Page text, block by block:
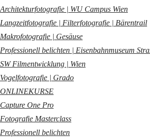
Architekturfotografie | WU Campus Wien
Langzeitfotografie | Filterfotografie | Bärentrail
Makrofotografie | Gesäuse
Professionell belichten | Eisenbahnmuseum
SW Filmentwicklung | Wien
Vogelfotografie | Grado
ONLINEKURSE
Capture One Pro
Fotografie Masterclass
Professionell belichten